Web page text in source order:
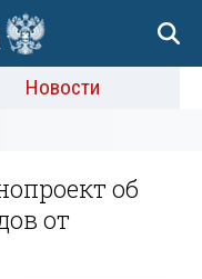
Новости
об
от